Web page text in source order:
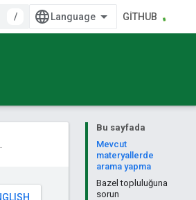
/ GITHUB
Bu sayfada
Mevcut
materyallerde
arama yapma
Bazel topluluğuna
sorun